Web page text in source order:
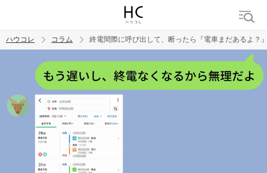
トレンド ワード
男の本音 男ウケ NG行動
ハウコレ コラム 終電間際に呼び出して、断ったら『電車まだあるよ？